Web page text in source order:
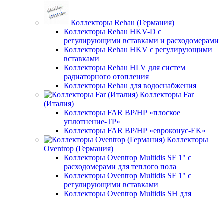
Коллекторы Rehau (Германия)
Коллекторы Rehau HKV-D с
регулирующими вставками и расходомерами
Коллекторы Rehau HKV с регулирующими
вставками
Коллекторы Rehau HLV для систем
радиаторного отопления
Коллекторы Rehau для водоснабжения
Коллекторы Far
(Италия)
Коллекторы FAR ВР/НР «плоское
уплотнение-TP»
Коллекторы FAR ВР/НР «евроконус-EK»
Коллекторы
Oventrop (Германия)
Коллекторы Oventrop Multidis SF 1" с
расходомерами для теплого пола
Коллекторы Oventrop Multidis SF 1" с
регулирующими вставками
Коллекторы Oventrop Multidis SH для